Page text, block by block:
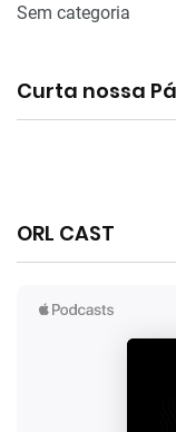
Sem categoria
Curta nossa
ORL CAST